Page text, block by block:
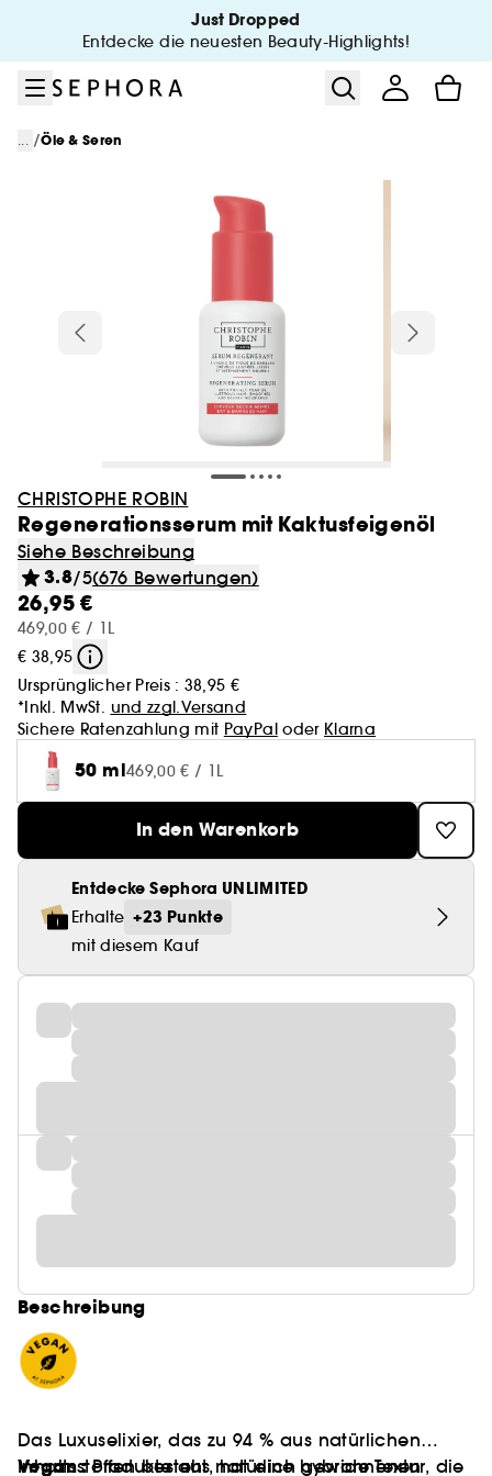
Just Dropped
Entdecke die neuesten Beauty-Highlights!
... /Öle & Seren
CHRISTOPHE ROBIN
Regenerationsserum mit Kaktusfeigenöl
Siehe Beschreibung
3.8/5(676 Bewertungen)
26,95 €
469,00 € / 1L
€ 38,95
Ursprünglicher Preis : 38,95 €
*Inkl. MwSt. und zzgl.Versand
Sichere Ratenzahlung mit PayPaloder Klarna
50 ml469,00 € / 1L
In den Warenkorb
Entdecke Sephora UNLIMITED
Erhalte +23 Punkte
mit diesem Kauf
Beschreibung
Das Luxuselixier, das zu 94 % aus natürlichen
Inhaltsstoffen besteht, hat eine hybride Textur, die
Vegan :Produkte aus natürlich gewonnenen